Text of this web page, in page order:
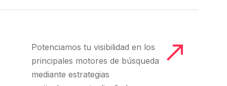
Potenciamos tu visibilidad en los
principales motores de búsqueda
mediante estrategias